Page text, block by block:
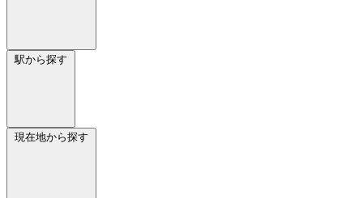
駅から探す
現在地から探す